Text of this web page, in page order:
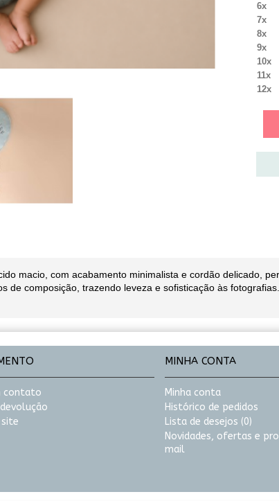
6x
7x
8x
9x
10x
11x
12x
macio, com acabamento minimalista e cordão delicado,
de composição, trazendo leveza e sofisticação às fotografias.
contato
site
MINHA CONTA
Minha conta
Histórico de pedidos
Lista de desejos (0)
Novidades, ofertas e
mail